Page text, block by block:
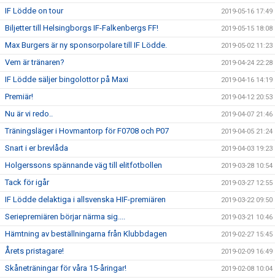
IF Lödde on tour 2019-05-16 17:49
Biljetter till Helsingborgs IF-Falkenbergs FF! 2019-05-15 18:08
Max Burgers är ny sponsorpolare till IF Lödde. 2019-05-02 11:23
Vem är tränaren? 2019-04-24 22:28
IF Lödde säljer bingolottor på Maxi 2019-04-16 14:19
Premiär! 2019-04-12 20:53
Nu är vi redo.. 2019-04-07 21:46
Träningsläger i Hovmantorp för F0708 och P07 2019-04-05 21:24
Snart i er brevlåda 2019-04-03 19:23
Holgerssons spännande väg till elitfotbollen 2019-03-28 10:54
Tack för igår 2019-03-27 12:55
IF Lödde delaktiga i allsvenska HIF-premiären 2019-03-22 09:50
Seriepremiären börjar närma sig.... 2019-03-21 10:46
Hämtning av beställningarna från Klubbdagen 2019-02-27 15:45
Årets pristagare! 2019-02-09 16:49
Skåneträningar för våra 15-åringar! 2019-02-08 10:04